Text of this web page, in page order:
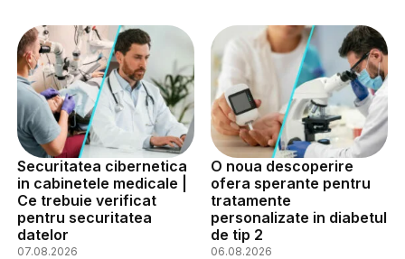
Securitatea cibernetica
in cabinetele medicale |
Ce trebuie verificat
pentru securitatea
datelor
07.08.2026
O noua descoperire
ofera sperante pentru
tratamente
personalizate in diabetul
de tip 2
06.08.2026